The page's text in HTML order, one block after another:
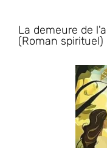
La demeure de
(Roman spirituel)